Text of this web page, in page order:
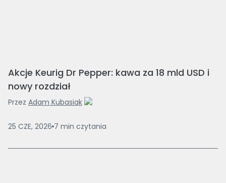
Akcje Keurig Dr Pepper: kawa za 18 mld USD i
nowy rozdział
Przez Adam Kubasiak
25 CZE, 2026 7 min czytania